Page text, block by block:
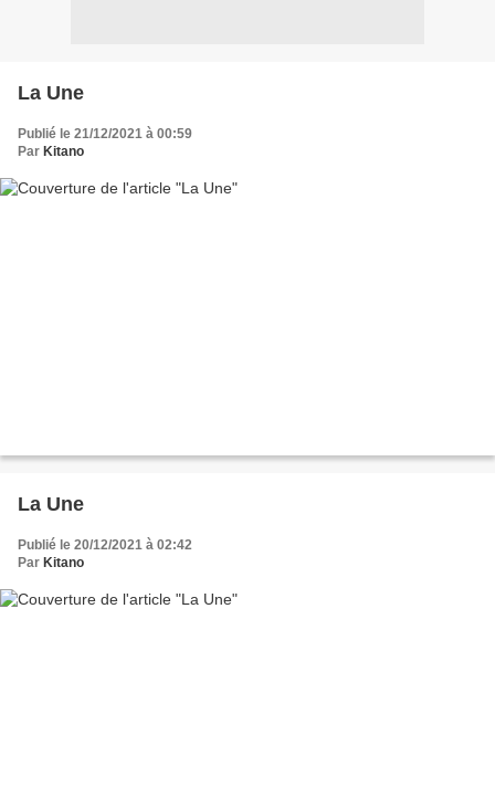
La Une
Publié le 21/12/2021 à 00:59
Par Kitano
La Une
Publié le 20/12/2021 à 02:42
Par Kitano